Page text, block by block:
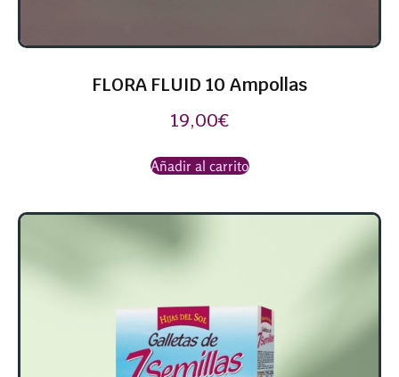
FLORA FLUID 10 Ampollas
19,00€
Añadir al carrito